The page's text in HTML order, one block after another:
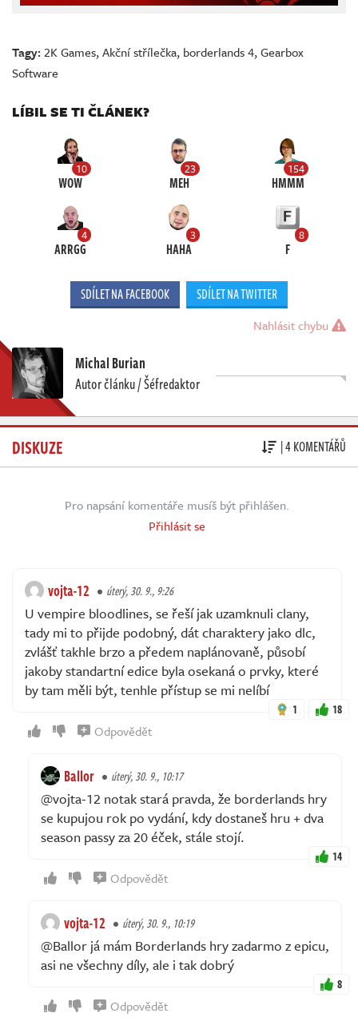
Tagy:2K Games,Akční střílečka, borderlands 4,Gearbox
Software
LÍBIL SE TI ČLÁNEK?
10
WOW
23
MEH
154
HMMM
4
ARRGG
3
HAHA
8
F
SDÍLET NA FACEBOOK SDÍLET NA TWITTER
Nahlásit chybu
Michal Burian
Autor článku / Šéfredaktor
DISKUZE | 4 KOMENTÁŘŮ
Pro napsání komentáře musíš být přihlášen.
Přihlásit se
vojta-12 úterý, 30. 9., 9:26
U vempire bloodlines, se řeší jak uzamknuli clany,
tady mi to přijde podobný, dát charaktery jako dlc,
zvlášť takhle brzo a předem naplánovaně, působí
jakoby standartní edice byla osekaná o prvky, které
by tam měli být, tenhle přístup se mi nelíbí
1 18
Odpovědět
Ballor úterý, 30. 9., 10:17
@vojta-12 notak stará pravda, že borderlands hry
se kupujou rok po vydání, kdy dostaneš hru + dva
season passy za 20 éček, stále stojí.
14
Odpovědět
vojta-12 úterý, 30. 9., 10:19
@Ballor já mám Borderlands hry zadarmo z epicu,
asi ne všechny díly, ale i tak dobrý
8
Odpovědět